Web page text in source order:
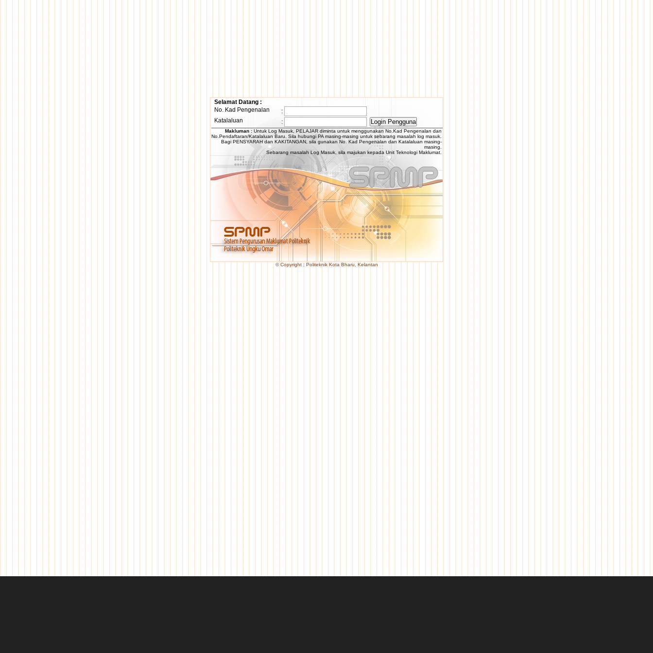
Selamat Datang :
No. Kad Pengenalan
:
Katalaluan
:
Makluman : Untuk Log Masuk, PELAJAR diminta untuk menggunakan No.Kad Pengenalan dan
No.Pendaftaran/Katalaluan Baru. Sila hubungi PA masing-masing untuk sebarang masalah log masuk.
Bagi PENSYARAH dan KAKITANGAN, sila gunakan No. Kad Pengenalan dan Katalaluan masing-
masing.
Sebarang masalah Log Masuk, sila majukan kepada Unit Teknologi Maklumat.
© Copyright : Politeknik Kota Bharu, Kelantan